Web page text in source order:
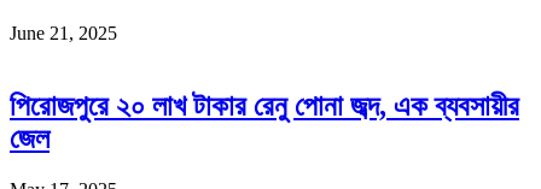
June 21, 2025
পিরোজপুরে ২০ লাখ টাকার রেনু পোনা জব্দ, এক ব্যবসায়ীর
জেল